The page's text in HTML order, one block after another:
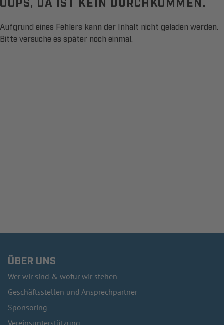
Aufgrund eines Fehlers kann der Inhalt nicht geladen werden.
Bitte versuche es später noch einmal.
ÜBER UNS
Wer wir sind & wofür wir stehen
Geschäftsstellen und Ansprechpartner
Sponsoring
Vereinsunterstützung